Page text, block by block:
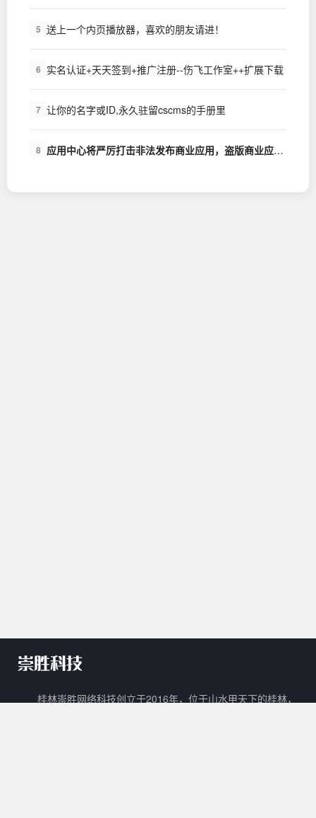
5 送上一个内页播放器，喜欢的朋友请进！
6 实名认证+天天签到+推广注册--伤飞工作室++扩展下载
7 让你的名字或ID,永久驻留cscms的手册里
8 应用中心将严厉打击非法发布商业应用，盗版商业应用的行为
桂林崇胜网络科技创立于2016年，位于山水甲天下的桂林，